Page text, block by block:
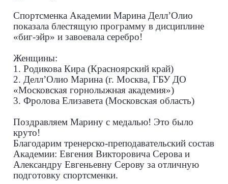
Спортсменка Академии Марина Делл’Олио
показала блестящую программу в дисциплине
«биг-эйр» и завоевала серебро!
Женщины:
1. Родикова Кира (Красноярский край)
2. Делл’Олио Марина (г. Москва, ГБУ ДО
«Московская горнолыжная академия»)
3. Фролова Елизавета (Московская область)
Поздравляем Марину с медалью! Это было
круто!
Благодарим тренерско-преподавательский состав
Академии: Евгения Викторовича Серова и
Александру Евгеньевну Серову за отличную
подготовку спортсменки.